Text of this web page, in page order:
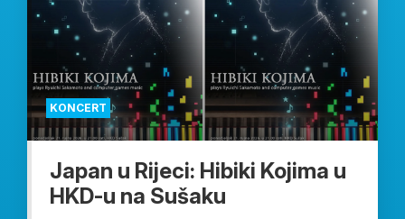
KONCERT
Japan u Rijeci: Hibiki Kojima u
HKD-u na Sušaku